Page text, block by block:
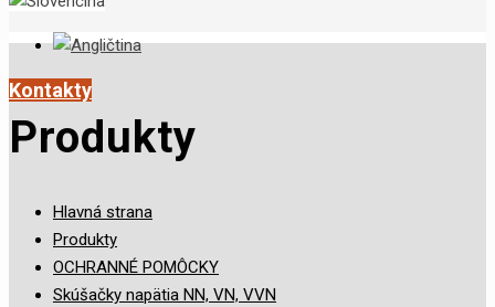
Kontakty
Produkty
Hlavná strana
Produkty
OCHRANNÉ POMÔCKY
Skúšačky napätia NN, VN, VVN